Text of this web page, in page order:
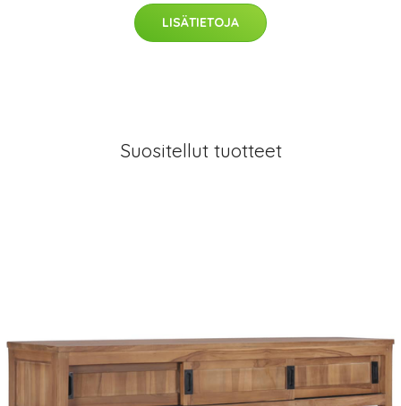
LISÄTIETOJA
Suositellut tuotteet